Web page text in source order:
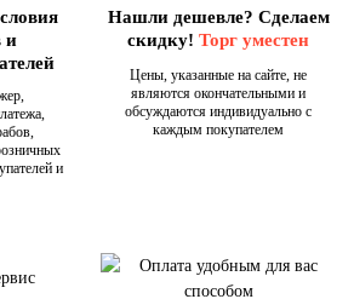
и
и
Нашли дешевле? Сделаем
скидку! Торг уместен
Цены, указанные на сайте, не
являются окончательными и
обсуждаются индивидуально с
каждым покупателем